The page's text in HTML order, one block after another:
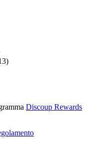
Discoup Rewards